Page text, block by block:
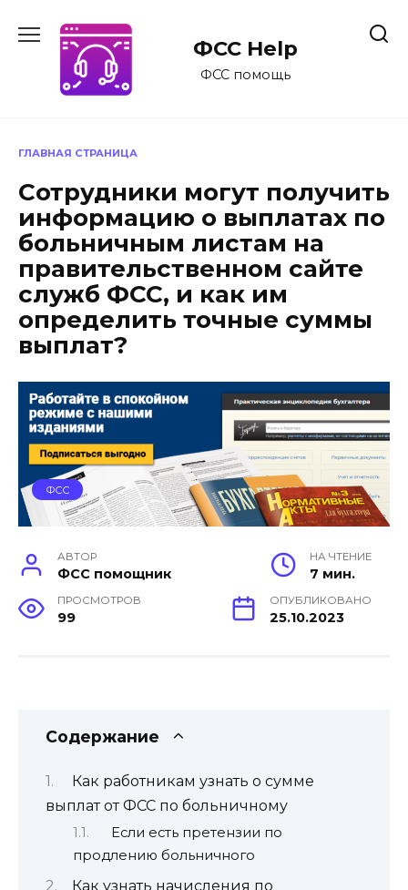
содержанию
ФСС Help
ФСС помощь
ГЛАВНАЯ СТРАНИЦА
Сотрудники могут получить
информацию о выплатах по
больничным листам на
правительственном сайте
служб ФСС, и как им
определить точные суммы
выплат?
ФСС
АВТОР
ФСС помощник
НА ЧТЕНИЕ
7 мин.
ПРОСМОТРОВ
99
ОПУБЛИКОВАНО
25.10.2023
Содержание
Как работникам узнать о сумме
выплат от ФСС по больничному
Если есть претензии по
продлению больничного
Как узнать начисления по